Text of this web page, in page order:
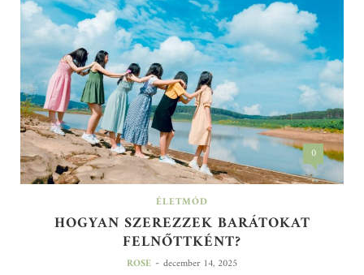
0
ÉLETMÓD
HOGYAN SZEREZZEK BARÁTOKAT
FELNŐTTKÉNT?
ROSE - december 14, 2025